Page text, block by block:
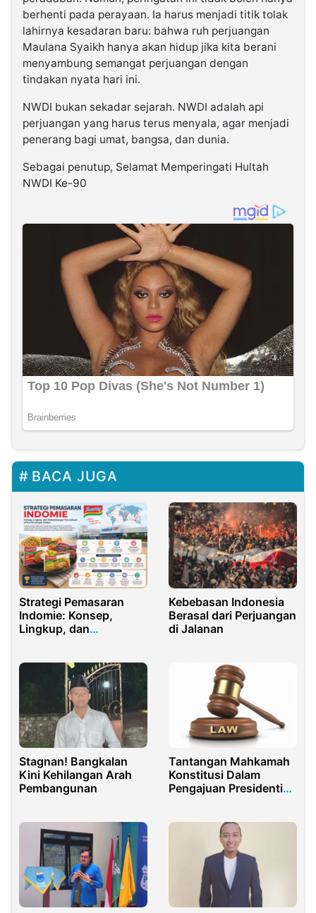
berhenti pada perayaan. Ia harus menjadi titik tolak
lahirnya kesadaran baru: bahwa ruh perjuangan
Maulana Syaikh hanya akan hidup jika kita berani
menyambung semangat perjuangan dengan
tindakan nyata hari ini.
NWDI bukan sekadar sejarah. NWDI adalah api
perjuangan yang harus terus menyala, agar menjadi
penerang bagi umat, bangsa, dan dunia.
Sebagai penutup, Selamat Memperingati Hultah
NWDI Ke-90
BACA JUGA
Strategi Pemasaran
Indomie: Konsep,
Lingkup, dan
Persaingan Global
Kebebasan Indonesia
Berasal dari Perjuangan
di Jalanan
Stagnan! Bangkalan
Kini Kehilangan Arah
Pembangunan
Tantangan Mahkamah
Konstitusi Dalam
Pengajuan Presidential